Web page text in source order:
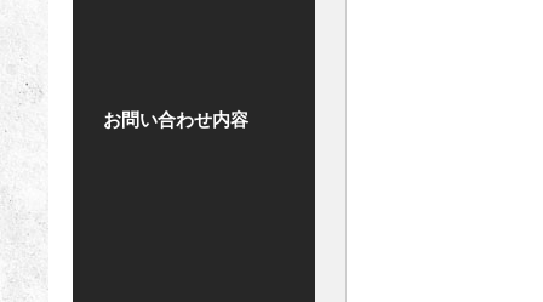
お問い合わせ内容